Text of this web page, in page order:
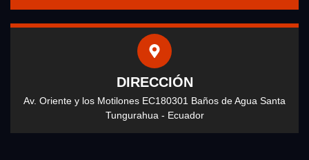
DIRECCIÓN
Av. Oriente y los Motilones EC180301 Baños de Agua Santa
Tungurahua - Ecuador